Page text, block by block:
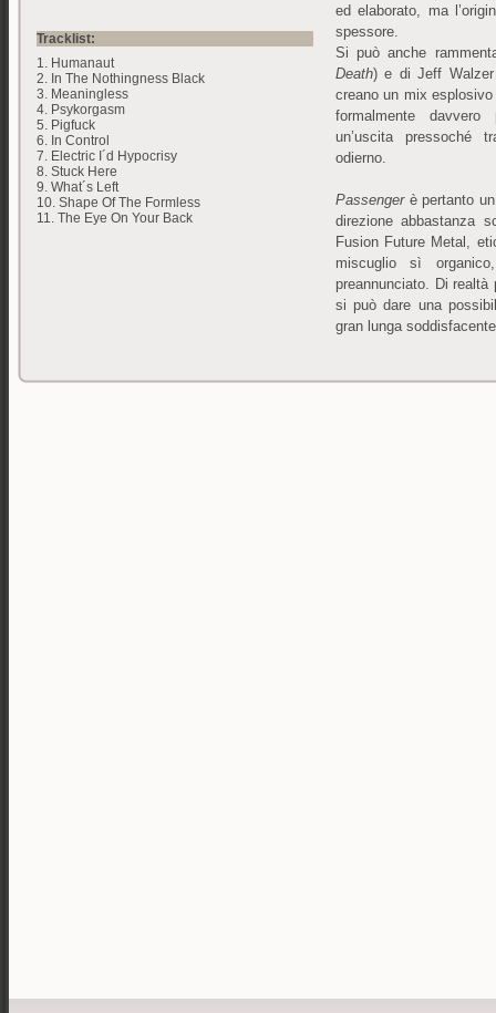
Tracklist:
1. Humanaut
2. In The Nothingness Black
3. Meaningless
4. Psykorgasm
5. Pigfuck
6. In Control
7. Electric I´d Hypocrisy
8. Stuck Here
9. What´s Left
10. Shape Of The Formless
11. The Eye On Your Back
ed elaborato, ma
spessore.
Si può anche
Death) e di Jeff
creano un mix
formalmente davvero
un’uscita pressoché
odierno.
Passengerè pertanto
direzione abbastanza
Fusion Future Metal,
miscuglio sì
preannunciato. Di
si può dare una
gran lunga